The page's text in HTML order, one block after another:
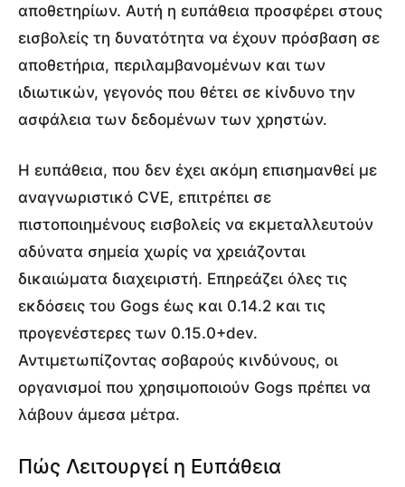
αποθετηρίων. Αυτή η ευπάθεια προσφέρει στους
εισβολείς τη δυνατότητα να έχουν πρόσβαση σε
αποθετήρια, περιλαμβανομένων και των
ιδιωτικών, γεγονός που θέτει σε κίνδυνο την
ασφάλεια των δεδομένων των χρηστών.
Η ευπάθεια, που δεν έχει ακόμη επισημανθεί με
αναγνωριστικό CVE, επιτρέπει σε
πιστοποιημένους εισβολείς να εκμεταλλευτούν
αδύνατα σημεία χωρίς να χρειάζονται
δικαιώματα διαχειριστή. Επηρεάζει όλες τις
εκδόσεις του Gogs έως και 0.14.2 και τις
προγενέστερες των 0.15.0+dev.
Αντιμετωπίζοντας σοβαρούς κινδύνους, οι
οργανισμοί που χρησιμοποιούν Gogs πρέπει να
λάβουν άμεσα μέτρα.
Πώς Λειτουργεί η Ευπάθεια